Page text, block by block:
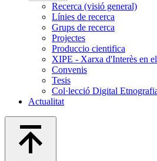
Recerca (visió general)
Línies de recerca
Grups de recerca
Projectes
Produccio cientifica
XIPE - Xarxa d'Interès en
Convenis
Tesis
Col·lecció Digital
Actualitat